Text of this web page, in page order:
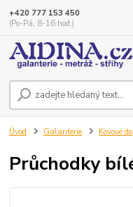
+420 777 153 450
(Po-Pá, 8-16 hod.)
Úvod Galanterie Kovové
Průchodky